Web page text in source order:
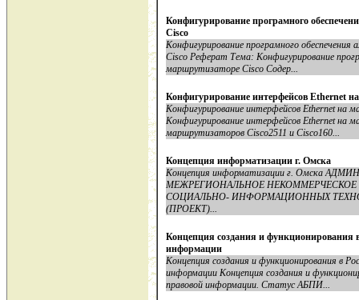
Конфигурирование програмного
Cisco
Конфигурирование програмного
Cisco Реферат Тема: Конфигурирование
маршрутизаторе Cisco Содер...
Конфигурирование интерфейсов Ethernet
Конфигурирование интерфейсов Ethernet на
Конфигурирование интерфейсов Ethernet на
маршрутизаторов Cisco2511 и Cisco160...
Концепция информатизации г. Омска
Концепция информатизации г. Омска
МЕЖРЕГИОНАЛЬНОЕ НЕКОММЕРЧЕСКОЕ
СОЦИАЛЬНО- ИНФОРМАЦИОННЫХ
(ПРОЕКТ)...
Концепция создания и функционирования
информации
Концепция создания и функционирования в
информации Концепция создания и
правовой информации. Статус АБПИ...